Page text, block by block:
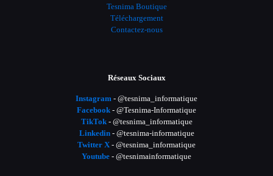
Tesnima Boutique
Téléchargement
Contactez-nous
Réseaux Sociaux
Instagram - @tesnima_informatique
Facebook - @Tesnima-Informatique
TikTok- @tesnima_informatique
Linkedin- @tesnima-informatique
Twitter X - @tesnima_informatique
Youtube - @tesnimainformatique